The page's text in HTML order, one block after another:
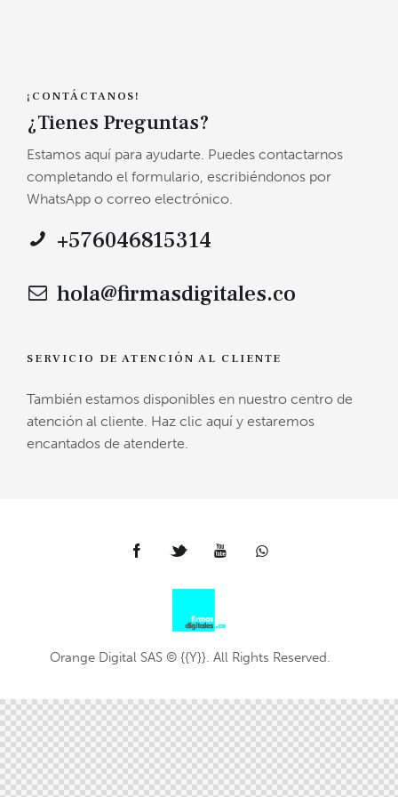
¡CONTÁCTANOS!
¿Tienes Preguntas?
Estamos aquí para ayudarte. Puedes contactarnos
completando el formulario, escribiéndonos por
WhatsApp o correo electrónico.
+576046815314
hola@firmasdigitales.co
SERVICIO DE ATENCIÓN AL CLIENTE
También estamos disponibles en nuestro centro de
atención al cliente. Haz clic aquí y estaremos
encantados de atenderte.
Orange Digital SAS © {{Y}}. All Rights Reserved.